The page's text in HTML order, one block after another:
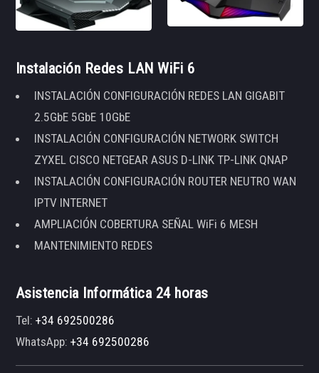
Instalación Redes LAN WiFi 6
INSTALACIÓN CONFIGURACIÓN REDES LAN GIGABIT
2.5GbE 5GbE 10GbE
INSTALACIÓN CONFIGURACIÓN NETWORK SWITCH
ZYXEL CISCO NETGEAR ASUS D-LINK TP-LINK QNAP
INSTALACIÓN CONFIGURACIÓN ROUTER NEUTRO WAN
IPTV INTERNET
AMPLIACIÓN COBERTURA SEÑAL WiFi 6 MESH
MANTENIMIENTO REDES
Asistencia Informática 24 horas
Tel:+34 692500286
WhatsApp:+34 692500286